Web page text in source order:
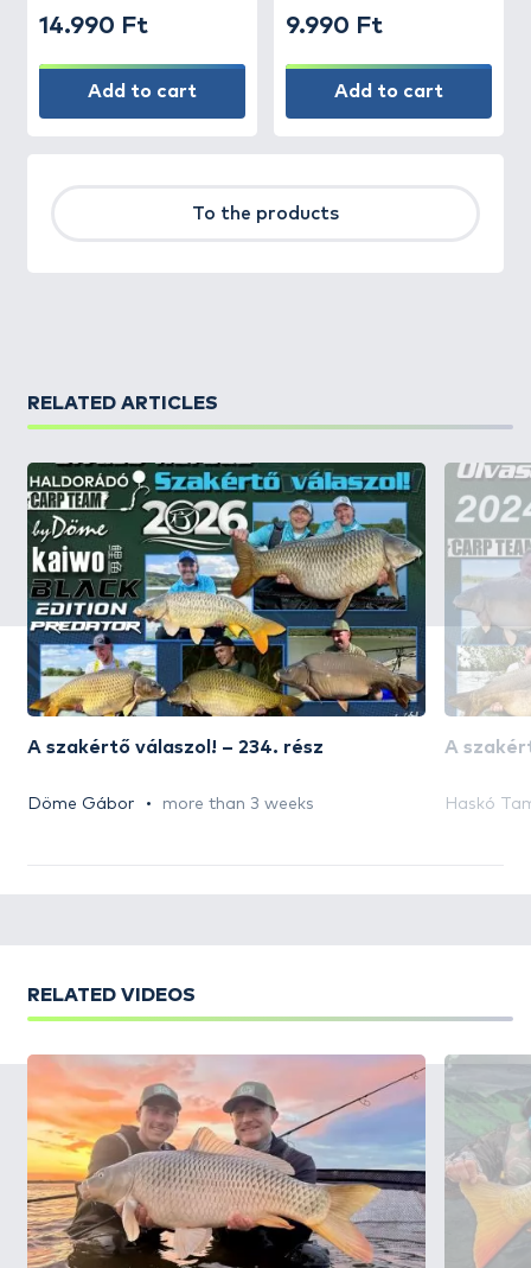
14.990 Ft
Add to cart
9.990 Ft
Add to cart
To the products
RELATED ARTICLES
A szakértő válaszol! – 234. rész
Döme Gábor more than 3 weeks
A
Haskó
RELATED VIDEOS